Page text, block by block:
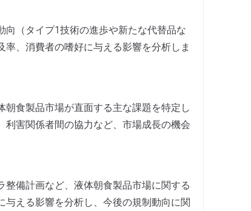
（タイプ1技術の進歩や新たな代替品な
、消費者の嗜好に与える影響を分析しま
食製品市場が直面する主な課題を特定し
害関係者間の協力など、市場成長の機会
備計画など、液体朝食製品市場に関する
える影響を分析し、今後の規制動向に関